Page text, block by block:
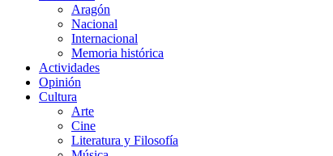
Aragón
Nacional
Internacional
Memoria histórica
Actividades
Opinión
Cultura
Arte
Cine
Literatura y Filosofía